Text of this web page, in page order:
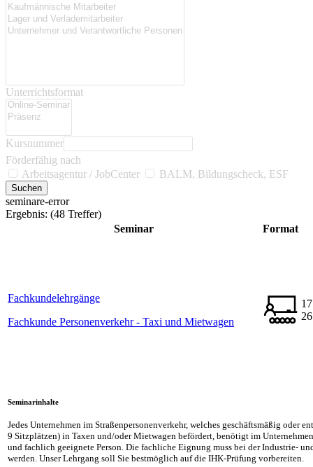
Unterrichtsformat
Kursnummer
Förderfähig nach
Arbeitsagentur / JobCenter
BALM, Bildungscheck, ESF
seminare-error
Ergebnis: (48 Treffer)
Seminar
Format
Fachkundelehrgänge
Fachkunde Personenverkehr - Taxi und Mietwagen
Seminarinhalte
Jedes Unternehmen im Straßenpersonenverkehr, welches geschäftsmäßig oder
9 Sitzplätzen) in Taxen und/oder Mietwagen befördert, benötigt im
und fachlich geeignete Person. Die fachliche Eignung muss bei der Industrie-
werden. Unser Lehrgang soll Sie bestmöglich auf die IHK-Prüfung vorbereiten.